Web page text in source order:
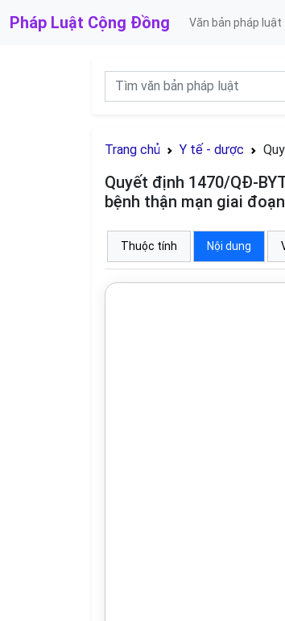
Pháp Luật Cộng Đồng Văn bản pháp luật
Trang chủ Y tế - dược
Quyết định 1470/QĐ-
bệnh thận mạn giai
Thuộc tính Nội dung